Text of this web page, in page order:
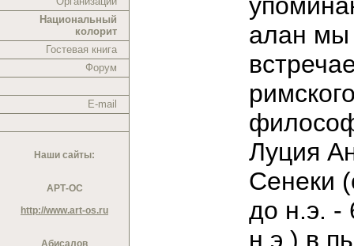
Национальный
колорит
Гостевая книга
Форум
E-mail
Наши сайты:
АРТ-ОС
http://www.art-os.ru
Абисалов
алан мы
Луция
Сенеки
до н.э. -
н.э.) в